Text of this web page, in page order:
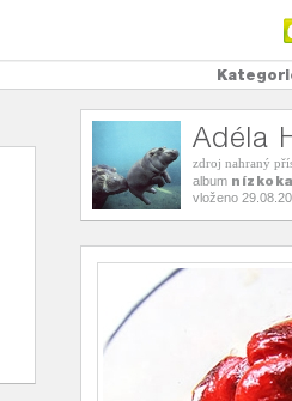
Adéla
zdroj nahraný
album
vloženo